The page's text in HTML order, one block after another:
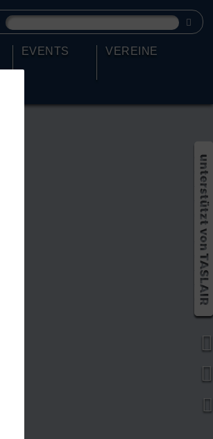
EVENTS VEREINE